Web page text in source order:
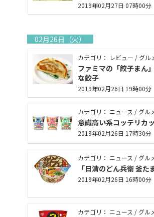
2019年02月27日 07時00分
02月26日（火）
カテゴリ： レビュー / グル
ファミマの「餃子まん
な餃子
2019年02月26日 19時00分
カテゴリ： ニュース / グル
意識高い系コッテリカ
2019年02月26日 17時30分
カテゴリ： ニュース / グル
「日清のどん兵衛 釜
2019年02月26日 16時00分
カテゴリ： ニュース / グル